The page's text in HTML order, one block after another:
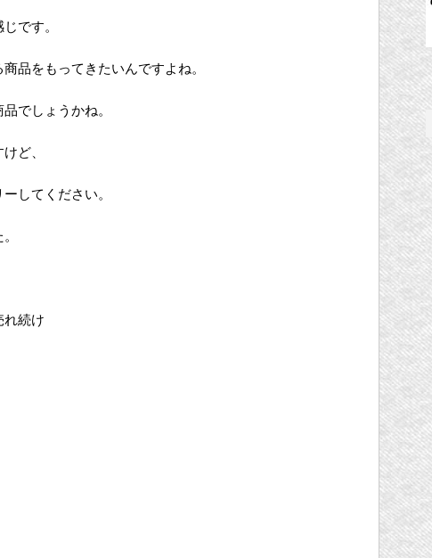
です。
品をもってきたいんですよね。
でしょうかね。
ど、
してください。
れ続け